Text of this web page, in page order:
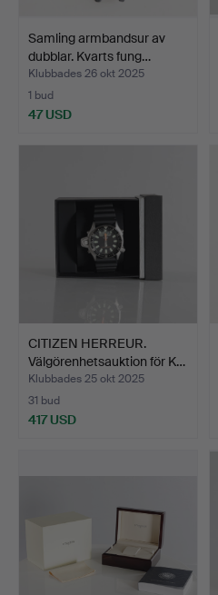
Samling armbandsur av
dubblar. Kvarts fung…
Klubbades 26 okt 2025
1 bud
47 USD
CITIZEN HERREUR.
Välgörenhetsauktion för K…
Klubbades 25 okt 2025
31 bud
417 USD